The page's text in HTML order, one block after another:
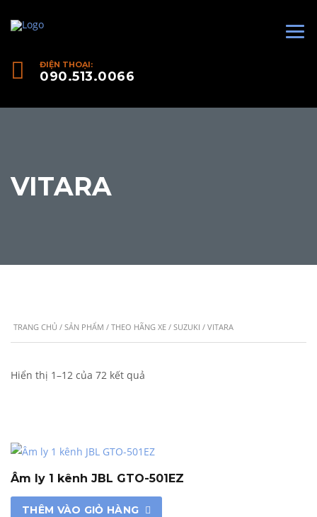
ĐIỆN THOẠI:
090.513.0066
VITARA
TRANG CHỦ / SẢN PHẨM / THEO HÃNG XE / SUZUKI / VITARA
Hiển thị 1–12 của 72 kết quả
Âm ly 1 kênh JBL GTO-501EZ
THÊM VÀO GIỎ HÀNG